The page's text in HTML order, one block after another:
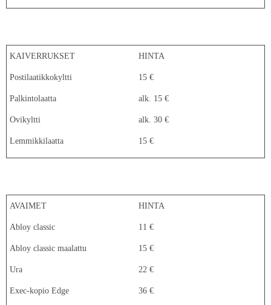
KAIVERRUKSET HINTA
Postilaatikkokyltti 15 €
Palkintolaatta alk. 15 €
Ovikyltti alk. 30 €
Lemmikkilaatta 15 €
AVAIMET HINTA
Abloy classic 11 €
Abloy classic maalattu 15 €
Ura 22 €
Exec-kopio Edge 36 €